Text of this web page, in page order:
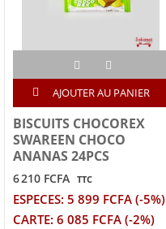
AJOUTER AU PANIER
BISCUITS CHOCOREX
SWAREEN CHOCO
ANANAS 24PCS
6 210 FCFA TTC
ESPECES: 5 899 FCFA (-5%)
CARTE: 6 085 FCFA (-2%)